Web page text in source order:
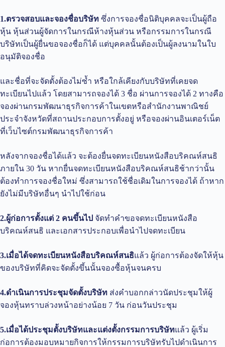
1.ตรวจสอบและจองชื่อบริษัท ซึ่งการจองชื่อนิติบุคคลจะเป็นผู้ถือ
หุ้น หุ้นส่วนผู้จัดการในกรณีห้างหุ้นส่วน หรือกรรมการในกรณี
บริษัทเป็นผู้ยื่นขอจองชื่อก็ได้ แต่บุคคลนั้นต้องเป็นผู้ลงนามในใบ
อนุมัติจองชื่อ
และชื่อที่จะจัดตั้งต้องไม่ซ้ำ หรือใกล้เคียงกับบริษัทที่เคยจด
ทะเบียนไปแล้ว โดยสามารถจองได้ 3 ชื่อ ผ่านการจองได้ 2 ทางคือ
จองผ่านกรมพัฒนาธุรกิจการค้าในเขตหรือสำนักงานพาณิชย์
ประจำจังหวัดที่สถานประกอบการตั้งอยู่ หรือจองผ่านอินเตอร์เน็ต
ที่เว็บไซต์กรมพัฒนาธุรกิจการค้า
หลังจากจองชื่อได้แล้ว จะต้องยื่นจดทะเบียนหนังสือบริคณห์สนธิ
ภายใน 30 วัน หากยื่นจดทะเบียนหนังสือบริคณห์สนธิช้ากว่านั้น
ต้องทำการจองชื่อใหม่ ซึ่งสามารถใช้ชื่อเดิมในการจองได้ ถ้าหาก
ยังไม่มีบริษัทอื่นๆ นำไปใช้ก่อน
2.ผู้ก่อการตั้งแต่ 2 คนขึ้นไป จัดทำคำขอจดทะเบียนหนังสือ
บริคณห์สนธิ และเอกสารประกอบเพื่อนำไปจดทะเบียน
3.เมื่อได้จดทะเบียนหนังสือบริคณห์สนธิแล้ว ผู้ก่อการต้องจัดให้หุ้น
ของบริษัทที่คิดจะจัดตั้งขึ้นนั้นจองซื้อหุ้นจนครบ
4.ดำเนินการประชุมจัดตั้งบริษัท ส่งคำบอกกล่าวนัดประชุมให้ผู้
จองหุ้นทราบล่วงหน้าอย่างน้อย 7 วัน ก่อนวันประชุม
5.เมื่อได้ประชุมตั้งบริษัทและแต่งตั้งกรรมการบริษัทแล้ว ผู้เริ่ม
ก่อการต้องมอบหมายกิจการให้กรรมการบริษัทรับไปดำเนินการ